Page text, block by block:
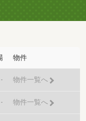
物件
- 物件一覧へ
- 物件一覧へ